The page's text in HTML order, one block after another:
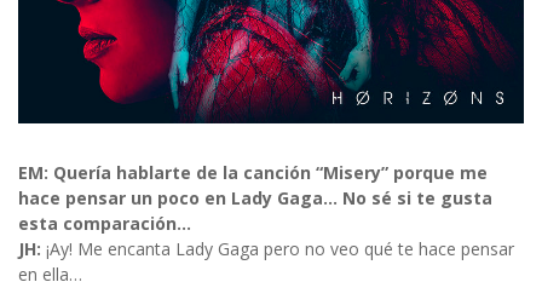
EM: Quería hablarte de la canción “Misery” porque me
hace pensar un poco en Lady Gaga… No sé si te gusta
esta comparación…
JH: ¡Ay! Me encanta Lady Gaga pero no veo qué te hace pensar
en ella…